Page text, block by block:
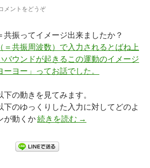
メントをどうぞ
共振ってイメージ出来ましたか？
＝共振周波数）で入力されるとばね上
バウンドが起きるこの運動のイメージ
ヨー」ってお話でした。
の動きを見てみます。
下のゆっくりした入力に対してどのよ
が動くか続きを読む スプリングレート
→